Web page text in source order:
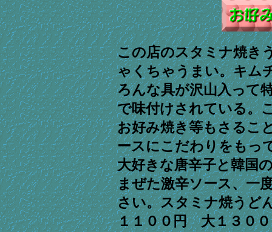
この店のスタミナ焼き
ゃくちゃうまい。キム
ろんな具が沢山入って
で味付けされている。
お好み焼き等もさるこ
ースにこだわりをもっ
大好きな唐辛子と韓国
まぜた激辛ソース、一
さい。スタミナ焼う
１１００円 大１３０